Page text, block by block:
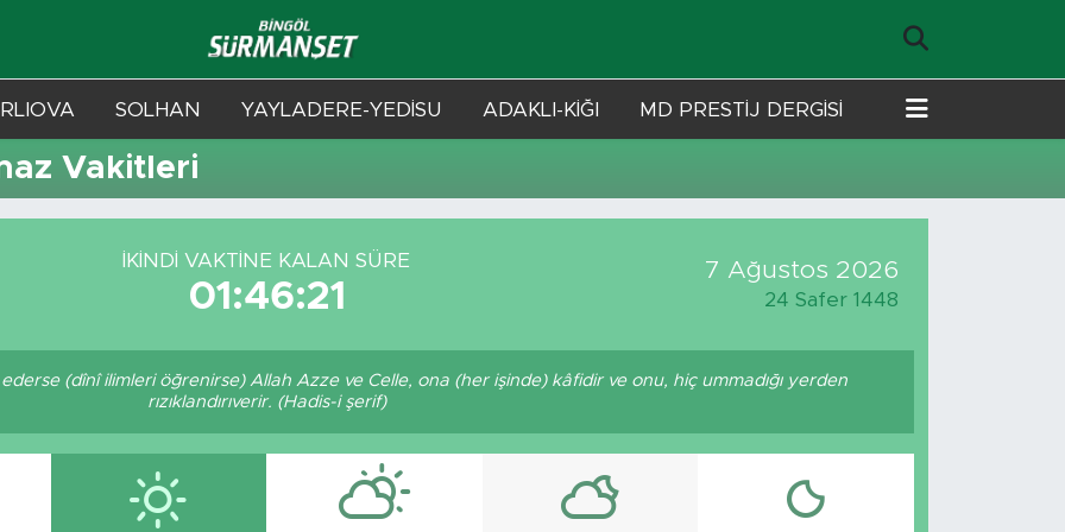
SOLHAN YAYLADERE-YEDİSU ADAKLI-KİĞI MD PRESTİJ DERGİSİ
Vakitleri
İKINDI VAKTINE KALAN SÜRE
01:46:21
7 Ağustos 2026
24 Safer 1448
(dînî ilimleri öğrenirse) Allah Azze ve Celle, ona (her işinde) kâfidir ve onu, hiç ummadığı yerden
rızıklandırıverir. (Hadis-i şerif)